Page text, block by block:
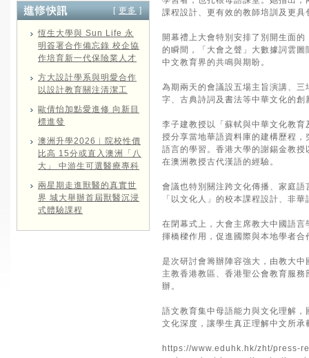
[ 更多 ]
恆生大學與 Sun Life 永
明簽署合作備忘錄 校企協
作培育新一代保險業人才
方大設計學系與明愛合作
以設計教育關注清潔工
歐倩怡加點愛進修 向新目
標進發
澳洲升學2026︱院校性價
比高 15分或直入澳洲「八
大」 中游生可選醫療專科
兩星期走進獸醫的真實世
界 城大舉辦首屆獸醫沉浸
式體驗課程
課程設計、更有效的教師培訓及更具
開幕禮上大會特別安排了別開生面
的瞬間，「大會之聲」大數據詞雲
中文教育界的共鳴與期盼。
為期兩天的會議設五場主旨演講、
字、古典詩詞及書法等中華文化的
李子建教授以「蘇軾與中華文化教
授分享當地華語資料庫的建構歷程
語言的學習。香港大學的謝錫金教
在澳洲教授古代漢語的經驗。
會議也特別關注跨文化傳播、家庭
「以文化人」的校本課程設計、非
在閉幕式上，大會主席教大中國語
揮橋樑作用，促進國際與本地學者
是次研討會籌辦陣容強大，由教大
主教香港教區、香港聖公會教育服
辦。
語文教育集中母語能力與文化理解
文化深度，讓學生真正理解中文所
https://www.eduhk.hk/zht/